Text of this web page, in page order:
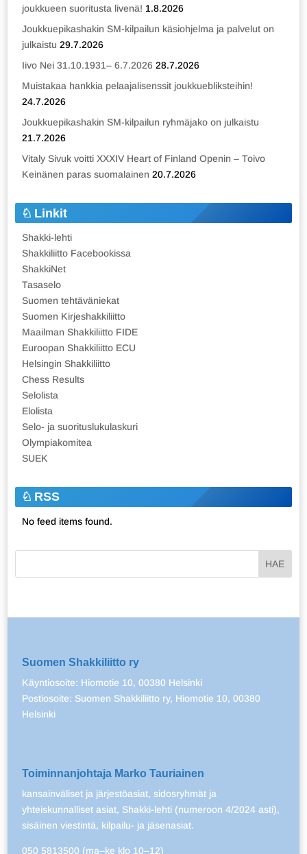
joukkueen suoritusta livenä! 1.8.2026
Joukkuepikashakin SM-kilpailun käsiohjelma ja palvelut on
julkaistu 29.7.2026
Iivo Nei 31.10.1931– 6.7.2026 28.7.2026
Muistakaa hankkia pelaajalisenssit joukkuebliksteihin!
24.7.2026
Joukkuepikashakin SM-kilpailun ryhmäjako on julkaistu
21.7.2026
Vitaly Sivuk voitti XXXIV Heart of Finland Openin – Toivo
Keinänen paras suomalainen 20.7.2026
Linkit
Shakki-lehti
Shakkiliitto Facebookissa
ShakkiNet
Tasaselo
Suomen tehtäväniekat
Suomen Kirjeshakkiliitto
Maailman Shakkiliitto FIDE
Euroopan Shakkiliitto ECU
Helsingin Shakkiliitto
Chess Results
Selolista
Elolista
Selo- ja suorituslukulaskuri
Olympiakomitea
SUEK
RSS
No feed items found.
Suomen Shakkiliitto ry
Käyntiosoite: Hiomotie 10, 00380 Helsinki
Postiosoite: Suomen Shakkiliitto ry, Hiomotie 10, 00380
Helsinki
Toiminnanjohtaja Marko Tauriainen
kansainväliset ja järjestöasiat, sidosryhmät ja
yhteiskunnalliset asiat, Shakki-lehti (numeroon 4/2024 asti),
sisäinen viestintä, kilpailu- ja jäsenasiat.
050 5813500 (ma–ke klo 10–12)